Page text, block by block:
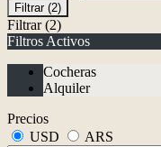
Filtrar (2)
Filtrar (2)
Filtros Activos
Cocheras
Alquiler
Precios
USD
ARS